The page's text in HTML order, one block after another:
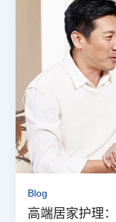
Blog
高端居家护理